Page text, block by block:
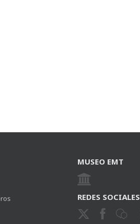
MUSEO EMT
REDES SOCIALES